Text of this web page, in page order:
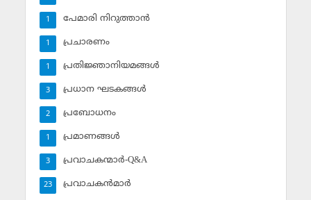
പേമാരി നിറുത്താന്‍
1
പ്രചാരണം
1
പ്രതിജ്ഞാനിയമങ്ങള്‍
1
പ്രധാന ഘടകങ്ങള്‍
3
പ്രബോധനം
2
പ്രമാണങ്ങള്‍
1
പ്രവാചകന്മാര്‍-Q&A
3
പ്രവാചകന്‍മാര്‍
23